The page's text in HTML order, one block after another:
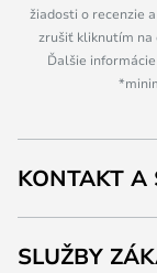
žiadosti o recenzie
zrušiť kliknutím na
Ďalšie
KONTAKT A
SLUŽBY